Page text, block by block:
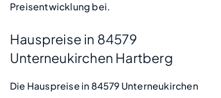
Preisentwicklung bei.
Hauspreise in 84579
Unterneukirchen Hartberg
Die Hauspreise in 84579 Unterneukirchen